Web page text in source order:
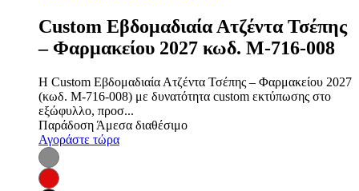
Custom Εβδομαδιαία Ατζέντα Τσέπης
– Φαρμακείου 2027 κωδ. M-716-008
Η Custom Εβδομαδιαία Ατζέντα Τσέπης – Φαρμακείου 2027
(κωδ. M-716-008) με δυνατότητα custom εκτύπωσης στο
εξώφυλλο, προσ...
Παράδοση Άμεσα διαθέσιμο
Αγοράστε τώρα